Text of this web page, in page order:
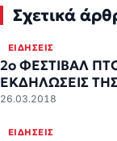
Σχετικά
ΕΙΔΉΣΕΙΣ
2ο ΦΕΣΤΙΒΑΛ
ΕΚΔΗΛΩΣΕΙΣ
26.03.2018
ΕΙΔΉΣΕΙΣ